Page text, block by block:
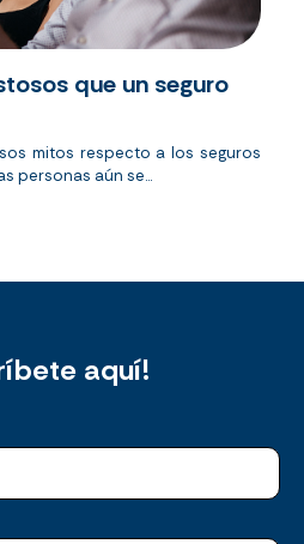
que un seguro
mitos respecto a los seguros
personas aún se...
aquí!